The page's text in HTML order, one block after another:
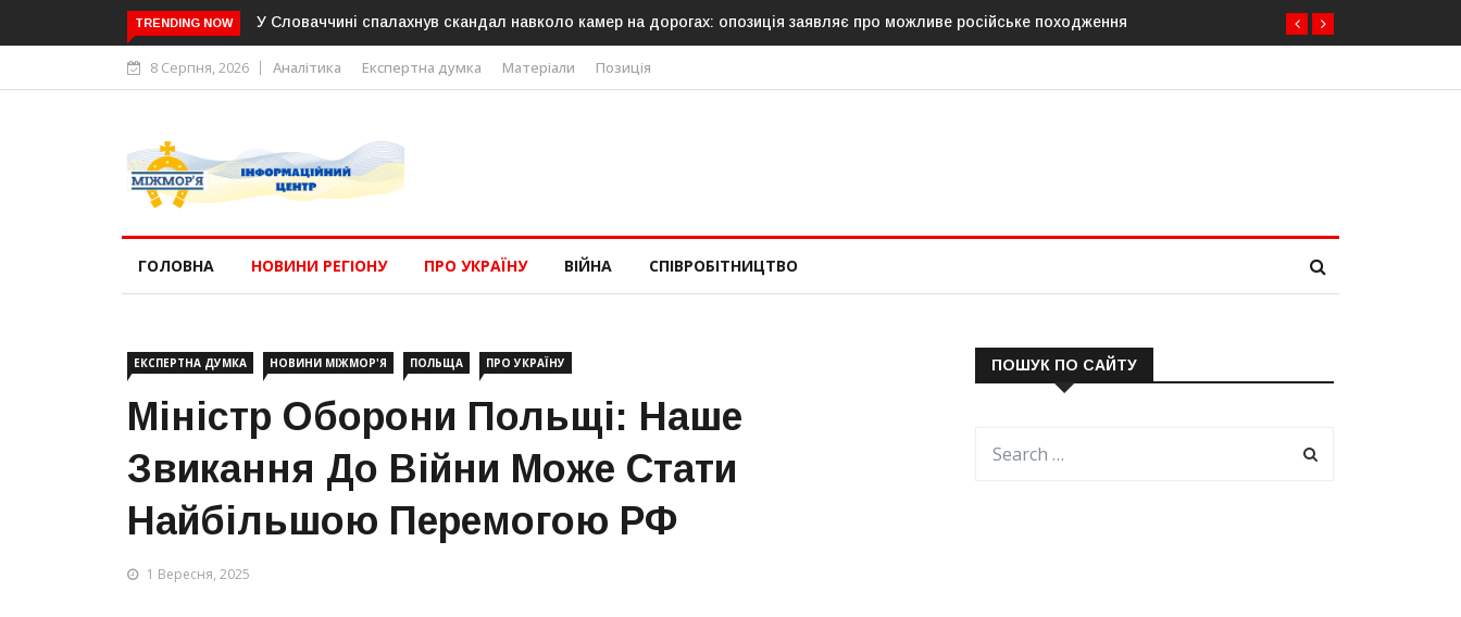
TRENDING NOW
У Словаччині спалахнув скандал навколо камер на дорогах: опозиція заявляє про можливе російське походженняУ Молдові готують план дій на випадок припинення
8 Серпня, 2026 Аналітика Експертна думка Матеріали Позиція
ГОЛОВНА НОВИНИ РЕГІОНУ ПРО УКРАЇНУ ВІЙНА СПІВРОБІТНИЦТВО
ЕКСПЕРТНА ДУМКА НОВИНИ МІЖМОР'Я ПОЛЬЩА ПРО УКРАЇНУ
Міністр Оборони Польщі: Наше
Звикання До Війни Може Стати
Найбільшою Перемогою РФ
1 Вересня, 2025
ПОШУК ПО САЙТУ